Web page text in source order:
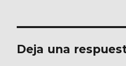
Deja una